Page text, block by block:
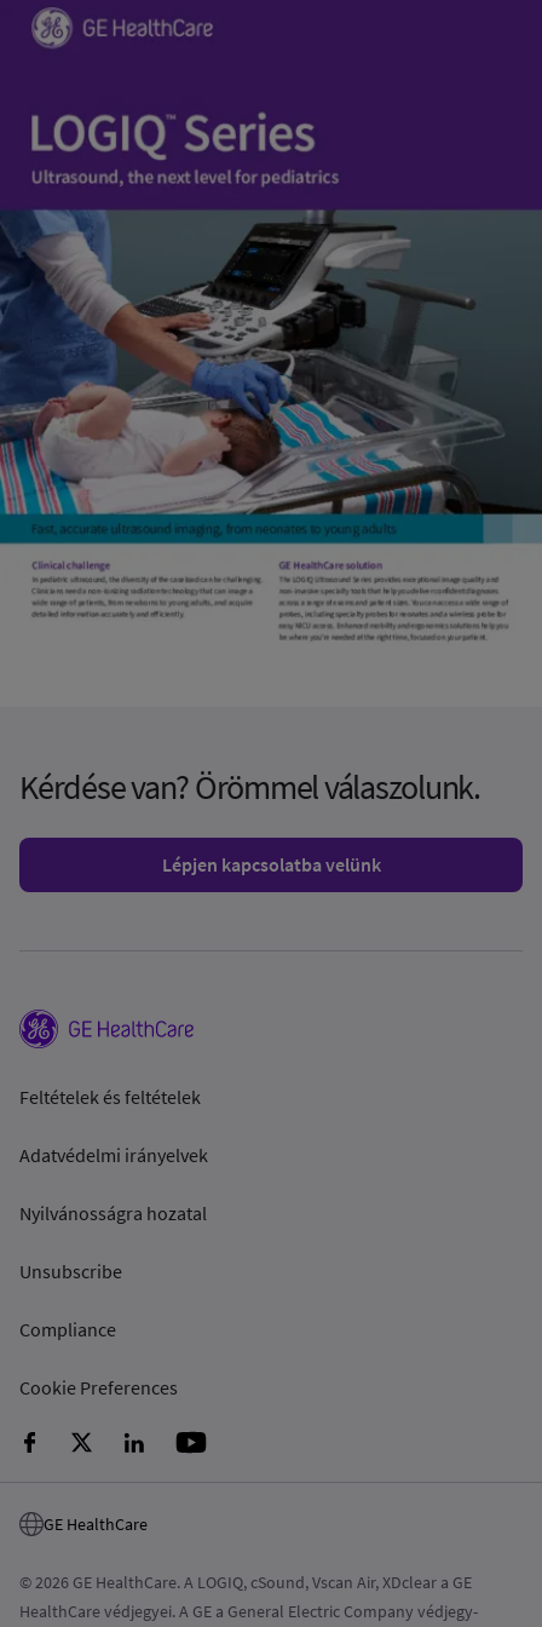
Kérdése van? Örömmel válaszolunk.
Lépjen kapcsolatba velünk
Feltételek és feltételek
Adatvédelmi irányelvek
Nyilvánosságra hozatal
Unsubscribe
Compliance
Cookie Preferences
GE HealthCare
© 2026 GE HealthCare. A LOGIQ, cSound, Vscan Air, XDclear a GE
HealthCare védjegyei. A GE a General Electric Company védjegy-